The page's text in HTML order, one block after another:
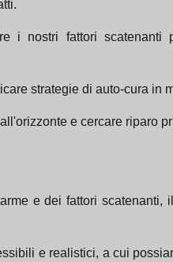
i nostri fattori
strategie di auto-cura in
e cercare riparo
e dei fattori
e realistici, a cui